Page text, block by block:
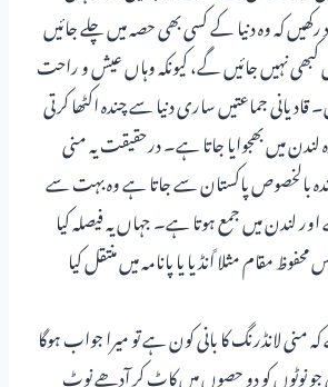
رکھیں کہ وہ دنیا کے کسی بھی حصہ میں چلے جائیں
کبھی نہیں جائیں گے، کیونکہ وہاں عیش و راحت
جماعتیں ساری دنیا سے چندہ اکٹھا کرتی
لندن میں بھجوایا جاتا ہے۔ درحقیقت یہ منی
بالخصوص پاکستان سے جاتا ہے وہ بہت سے
لندن میں جمع ہوتا ہے۔ جہاں یہ فیصلہ کیا
مقام مثلا ًانڈیا یا پانامہ میں منتقل کیا
منی لانڈرنگ کا بانی کون ہے تو میرا جواب ہوگا
جو نوٹوں کو دو حصوں میں کاٹ کر آدھے نوٹ